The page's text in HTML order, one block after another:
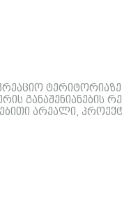
ტერიტორიაზე
განაშენიანების
არეალი,